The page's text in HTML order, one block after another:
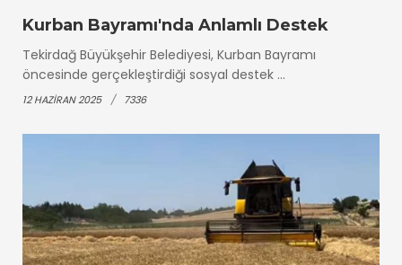
Kurban Bayramı'nda Anlamlı Destek
Tekirdağ Büyükşehir Belediyesi, Kurban Bayramı
öncesinde gerçekleştirdiği sosyal destek ...
12 HAZIRAN 2025 7336